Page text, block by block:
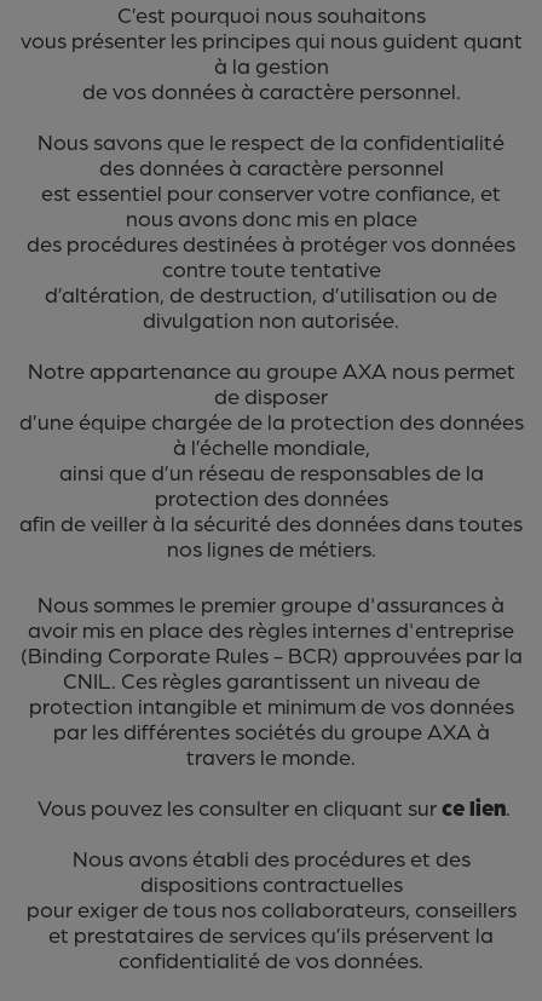
C’est pourquoi nous souhaitons
vous présenter les principes qui nous guident quant
à la gestion
de vos données à caractère personnel.
Nous savons que le respect de la confidentialité
des données à caractère personnel
est essentiel pour conserver votre confiance, et
nous avons donc mis en place
des procédures destinées à protéger vos données
contre toute tentative
d’altération, de destruction, d’utilisation ou de
divulgation non autorisée.
Notre appartenance au groupe AXA nous permet
de disposer
d’une équipe chargée de la protection des données
à l’échelle mondiale,
ainsi que d’un réseau de responsables de la
protection des données
afin de veiller à la sécurité des données dans toutes
nos lignes de métiers.
Nous sommes le premier groupe d'assurances à
avoir mis en place des règles internes d'entreprise
(Binding Corporate Rules - BCR) approuvées par la
CNIL. Ces règles garantissent un niveau de
protection intangible et minimum de vos données
par les différentes sociétés du groupe AXA à
travers le monde.
Vous pouvez les consulter en cliquant surce lien.
Nous avons établi des procédures et des
dispositions contractuelles
pour exiger de tous nos collaborateurs, conseillers
et prestataires de services qu’ils préservent la
confidentialité de vos données.